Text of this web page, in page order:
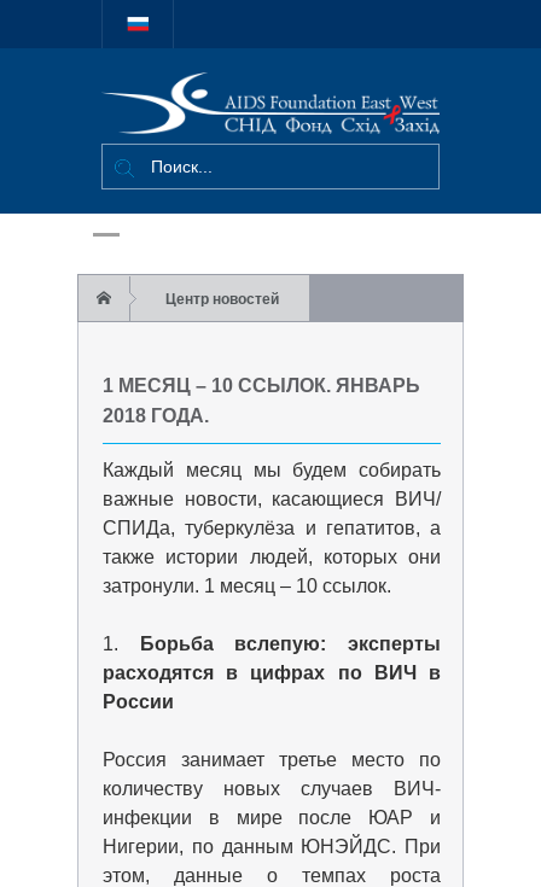
Міжнародний
благодійний
фонд "СНІД
Захід"
Центр новостей
1 месяц – 10 ссылок. Январь 2018 года.
1 МЕСЯЦ – 10 ССЫЛОК. ЯНВАРЬ
2018 ГОДА.
Каждый месяц мы будем собирать
важные новости, касающиеся ВИЧ/
СПИДа, туберкулёза и гепатитов, а
также истории людей, которых они
затронули. 1 месяц – 10 ссылок.
1. Борьба вслепую: эксперты
расходятся в цифрах по ВИЧ в
России
Россия занимает третье место по
количеству новых случаев ВИЧ-
инфекции в мире после ЮАР и
Нигерии, по данным ЮНЭЙДС. При
этом, данные о темпах роста